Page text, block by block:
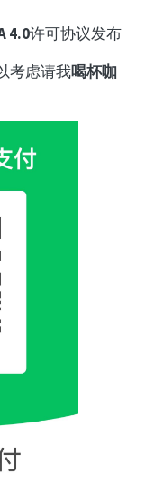
4.0许可协议发布
考虑请我喝杯咖